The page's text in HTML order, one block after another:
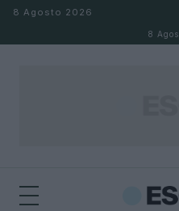
Salta al contenuto
8 Agosto 2026
8